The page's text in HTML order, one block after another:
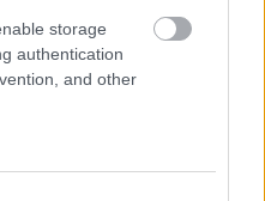
storage
authentication
and other
fotók